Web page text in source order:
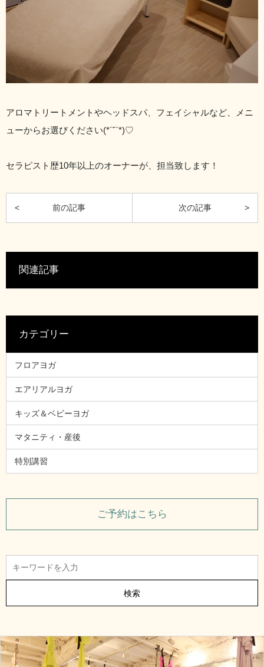
アロマトリートメントやヘッドスパ、フェイシャルなど、メニ
ューからお選びください(*´˘`*)♡
セラピスト歴10年以上のオーナーが、担当致します！
関連記事
カテゴリー
フロアヨガ
エアリアルヨガ
キッズ＆ベビーヨガ
マタニティ・産後
特別講習
ご予約はこちら
検索